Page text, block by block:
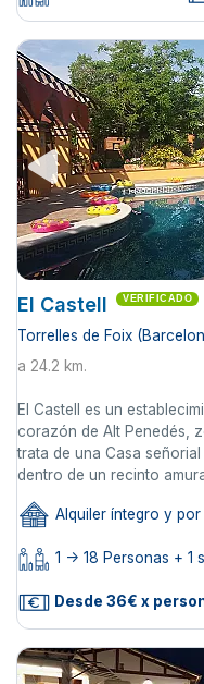
El Castell VERIFICADO
Torrelles de Foix
a 24.2 km.
El Castell es un
corazón de Alt Penedés,
trata de una Casa
dentro de un recinto
Alquiler íntegro y
1 -> 18 Personas + 1
Desde 36€ x